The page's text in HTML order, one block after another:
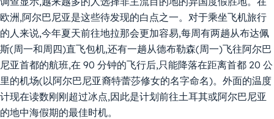
欧洲,阿尔巴尼亚是这些待发现的白点之一。对于乘坐飞机旅行
的人来说,今年夏天前往地拉那会更加容易,每周有两趟从布达佩
斯(周一和周四)直飞包机,还有一趟从德布勒森(周一)飞往阿尔巴
尼亚首都的航班,在 90 分钟的飞行后,只能降落在距离首都 20 公
里的机场(以阿尔巴尼亚裔特蕾莎修女的名字命名)。外面的温度
计现在读数刚刚超过冰点,因此是计划前往土耳其或阿尔巴尼亚
的地中海假期的最佳时机。